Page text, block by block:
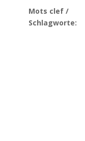
Mots clef /
Schlagworte: